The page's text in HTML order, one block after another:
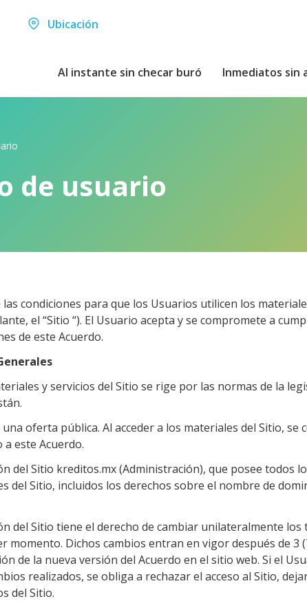
Ubicación
Al instante sin checar buró Inmediatos sin
de usuario
las condiciones para que los Usuarios utilicen los
el “Sitio “). El Usuario acepta y se compromete a
de este Acuerdo.
y servicios del Sitio se rige por las normas de la
una oferta pública. Al acceder a los materiales del Sitio, se
a este Acuerdo.
del Sitio kreditos.mx (Administración), que posee todos
del Sitio, incluidos los derechos sobre el nombre de
del Sitio tiene el derecho de cambiar unilateralmente los
momento. Dichos cambios entran en vigor después de 3
de la nueva versión del Acuerdo en el sitio web. Si el
realizados, se obliga a rechazar el acceso al Sitio,
del Sitio.